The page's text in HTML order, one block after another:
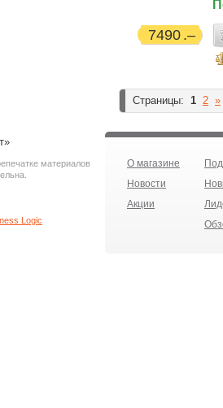
7490
Страницы: 1 2 »
материалов
Logic
О магазине
Новости
Акции